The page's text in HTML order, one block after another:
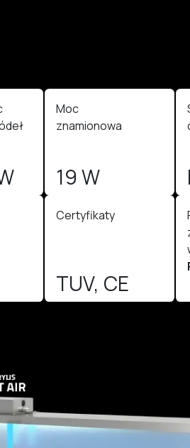
Moc
znamionowa
19 W
Certyfikaty
TUV, CE